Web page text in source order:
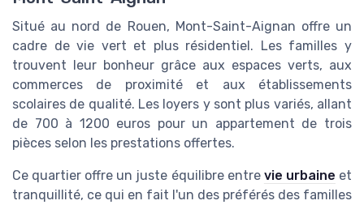
Situé au nord de Rouen, Mont-Saint-Aignan offre un
cadre de vie vert et plus résidentiel. Les familles y
trouvent leur bonheur grâce aux espaces verts, aux
commerces de proximité et aux établissements
scolaires de qualité. Les loyers y sont plus variés, allant
de 700 à 1200 euros pour un appartement de trois
pièces selon les prestations offertes.
Ce quartier offre un juste équilibre entre vie urbaine et
tranquillité, ce qui en fait l'un des préférés des familles